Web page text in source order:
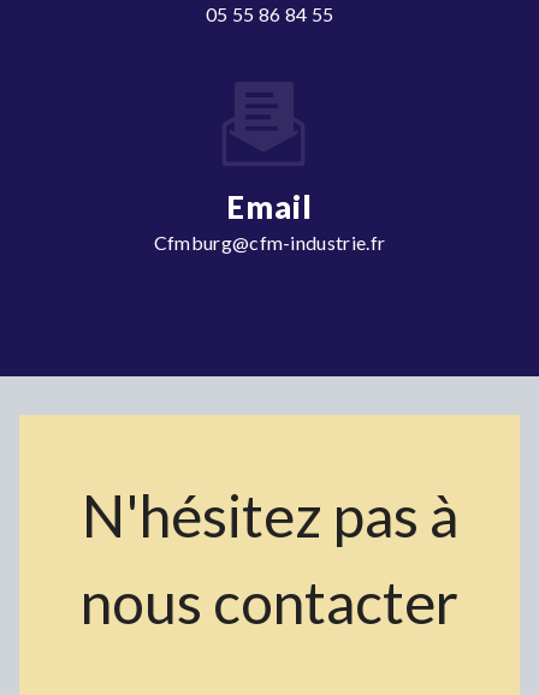
05 55 86 84 55
Email
cfmburg@cfm-industrie.fr
N'hésitez pas à
nous contacter